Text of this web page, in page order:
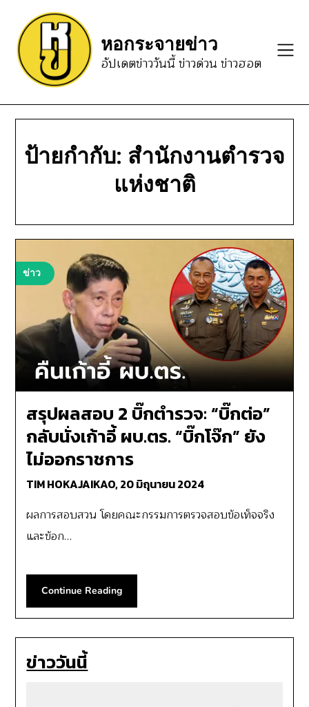
content
หอกระจายข่าว
อัปเดตข่าววันนี้ ข่าวด่วน ข่าวฮอต
ป้ายกำกับ: สำนักงานตำรวจ
แห่งชาติ
ข่าว
สรุปผลสอบ 2 บิ๊กตำรวจ: “บิ๊กต่อ”
กลับนั่งเก้าอี้ ผบ.ตร. “บิ๊กโจ๊ก” ยัง
ไม่ออกราชการ
TIM HOKAJAIKAO,20 มิถุนายน 2024
ผลการสอบสวน โดยคณะกรรมการตรวจสอบข้อเท็จจริง
และข้อก…
Continue Reading
ข่าววันนี้